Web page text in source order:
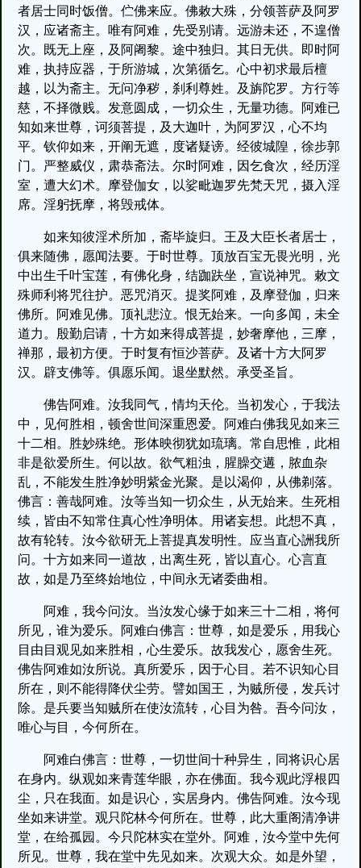
者居士同时饭僧。伫佛来应。佛敕大殊，分领菩萨及阿罗
汉，应诸斋主。唯有阿难，先受别请。远游未还，不遑僧
次。既无上座，及阿阇黎。途中独归。其日无供。即时阿
难，执持应器，于所游城，次第循乞。心中初求最后檀
越，以为斋主。无问净秽，刹利尊姓。及旃陀罗。方行等
慈，不择微贱。发意圆成，一切众生，无量功德。阿难已
知如来世尊，诃须菩提，及大迦叶，为阿罗汉，心不均
平。钦仰如来，开阐无遮，度诸疑谤。经彼城隍，徐步郭
门。严整威仪，肃恭斋法。尔时阿难，因乞食次，经历淫
室，遭大幻术。摩登伽女，以娑毗迦罗先梵天咒，摄入淫
席。淫躬抚摩，将毁戒体。
如来知彼淫术所加，斋毕旋归。王及大臣长者居士，
俱来随佛，愿闻法要。于时世尊。顶放百宝无畏光明，光
中出生千叶宝莲，有佛化身，结跏趺坐，宣说神咒。敕文
殊师利将咒往护。恶咒消灭。提奖阿难，及摩登伽，归来
佛所。阿难见佛。顶礼悲泣。恨无始来。一向多闻，未全
道力。殷勤启请，十方如来得成菩提，妙奢摩他，三摩，
禅那，最初方便。于时复有恒沙菩萨。及诸十方大阿罗
汉。辟支佛等。俱愿乐闻。退坐默然。承受圣旨。
佛告阿难。汝我同气，情均天伦。当初发心，于我法
中，见何胜相，顿舍世间深重恩爱。阿难白佛我见如来三
十二相。胜妙殊绝。形体映彻犹如琉璃。常自思惟，此相
非是欲爱所生。何以故。欲气粗浊，腥臊交遘，脓血杂
乱，不能发生胜净妙明紫金光聚。是以渴仰，从佛剃落。
佛言：善哉阿难。汝等当知一切众生，从无始来。生死相
续，皆由不知常住真心性净明体。用诸妄想。此想不真，
故有轮转。汝今欲研无上菩提真发明性。应当直心詶我所
问。十方如来同一道故，出离生死，皆以直心。心言直
故，如是乃至终始地位，中间永无诸委曲相。
阿难，我今问汝。当汝发心缘于如来三十二相，将何
所见，谁为爱乐。阿难白佛言：世尊，如是爱乐，用我心
目由目观见如来胜相，心生爱乐。故我发心，愿舍生死。
佛告阿难如汝所说。真所爱乐，因于心目。若不识知心目
所在，则不能得降伏尘劳。譬如国王，为贼所侵，发兵讨
除。是兵要当知贼所在使汝流转，心目为咎。吾今问汝，
唯心与目，今何所在。
阿难白佛言：世尊，一切世间十种异生，同将识心居
在身内。纵观如来青莲华眼，亦在佛面。我今观此浮根四
尘，只在我面。如是识心，实居身内。佛告阿难。汝今现
坐如来讲堂。观只陀林今何所在。世尊，此大重阁清净讲
堂，在给孤园。今只陀林实在堂外。阿难，汝今堂中先何
所见。世尊，我在堂中先见如来。次观大众。如是外望，